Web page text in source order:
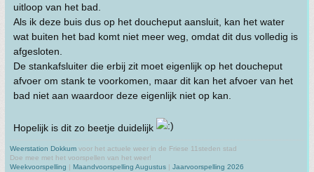
uitloop van het bad.
Als ik deze buis dus op het doucheput aansluit, kan het water
wat buiten het bad komt niet meer weg, omdat dit dus volledig is
afgesloten.
De stankafsluiter die erbij zit moet eigenlijk op het doucheput
afvoer om stank te voorkomen, maar dit kan het afvoer van het
bad niet aan waardoor deze eigenlijk niet op kan.
Hopelijk is dit zo beetje duidelijk
Weerstation Dokkum voor het actuele weer in de Friese 11steden stad
Doe mee met het voorspellen van het weer!
Weekvoorspelling | Maandvoorspelling Augustus | Jaarvoorspelling 2026